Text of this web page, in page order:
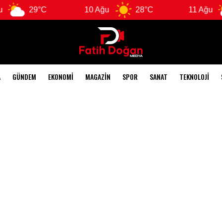
29°C 10 Ağu 28°C 11 Ağu
GÜNDEM EKONOMI MAGAZIN SPOR SANAT TEKNOLOJI